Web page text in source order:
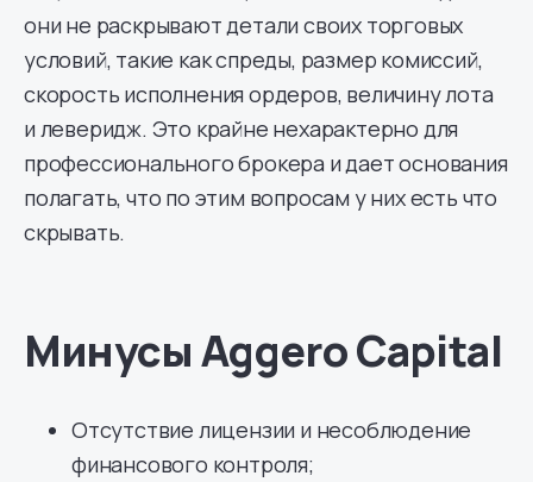
они не раскрывают детали своих торговых
условий, такие как спреды, размер комиссий,
скорость исполнения ордеров, величину лота
и леверидж. Это крайне нехарактерно для
профессионального брокера и дает основания
полагать, что по этим вопросам у них есть что
скрывать.
Минусы Aggero Capital
Отсутствие лицензии и несоблюдение
финансового контроля;